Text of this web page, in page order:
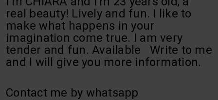
real beauty! Lively and fun. I like to
make what happens in your
imagination come true. I am very
tender and fun. Available Write to me
and I will give you more information.
Contact me by whatsapp